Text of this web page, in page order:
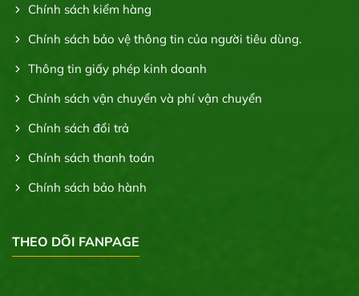
Chính sách kiểm hàng
Chính sách bảo vệ thông tin của người tiêu dùng.
Thông tin giấy phép kinh doanh
Chính sách vận chuyển và phí vận chuyển
Chính sách đổi trả
Chính sách thanh toán
Chính sách bảo hành
THEO DÕI FANPAGE